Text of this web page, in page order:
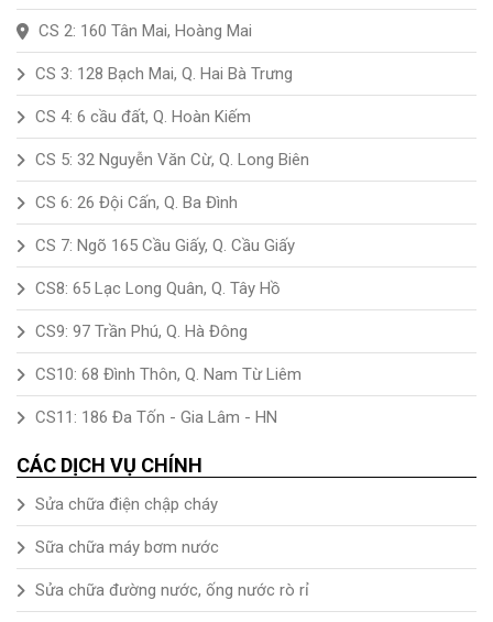
CS 2: 160 Tân Mai, Hoàng Mai
CS 3: 128 Bạch Mai, Q. Hai Bà Trưng
CS 4: 6 cầu đất, Q. Hoàn Kiếm
CS 5: 32 Nguyễn Văn Cừ, Q. Long Biên
CS 6: 26 Đội Cấn, Q. Ba Đình
CS 7: Ngõ 165 Cầu Giấy, Q. Cầu Giấy
CS8: 65 Lạc Long Quân, Q. Tây Hồ
CS9: 97 Trần Phú, Q. Hà Đông
CS10: 68 Đình Thôn, Q. Nam Từ Liêm
CS11: 186 Đa Tốn - Gia Lâm - HN
CÁC DỊCH VỤ CHÍNH
Sửa chữa điện chập cháy
Sữa chữa máy bơm nước
Sửa chữa đường nước, ống nước rò rỉ